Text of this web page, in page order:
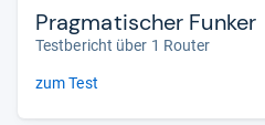
Pragmatischer Funker
Testbericht über 1 Router
zum Test